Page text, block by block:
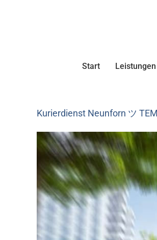
Start Leistungen
Kurierdienst Neunforn ツ